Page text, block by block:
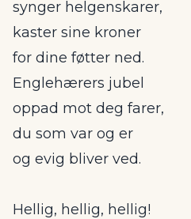
synger helgenskarer,
kaster sine kroner
for dine føtter ned.
Englehærers jubel
oppad mot deg farer,
du som var og er
og evig bliver ved.
Hellig, hellig, hellig!